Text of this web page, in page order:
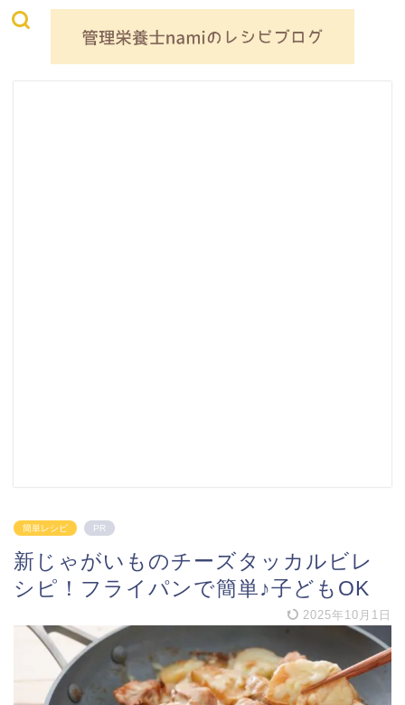
簡単レシピ PR
新じゃがいものチーズタッカルビレ
シピ！フライパンで簡単♪子どもOK
2025年10月1日